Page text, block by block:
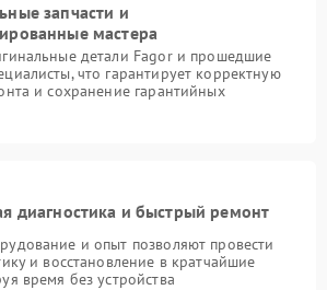
запчасти и
мастера
детали Fagor и прошедшие
что гарантирует корректную
и сохранение гарантийных
диагностика и быстрый ремонт
и опыт позволяют провести
и восстановление в кратчайшие
время без устройства